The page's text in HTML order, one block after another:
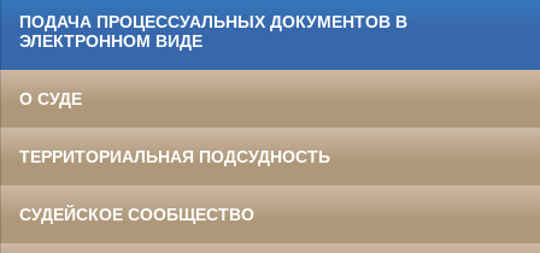
ПОДАЧА ПРОЦЕССУАЛЬНЫХ ДОКУМЕНТОВ В
ЭЛЕКТРОННОМ ВИДЕ
О СУДЕ
ТЕРРИТОРИАЛЬНАЯ ПОДСУДНОСТЬ
СУДЕЙСКОЕ СООБЩЕСТВО